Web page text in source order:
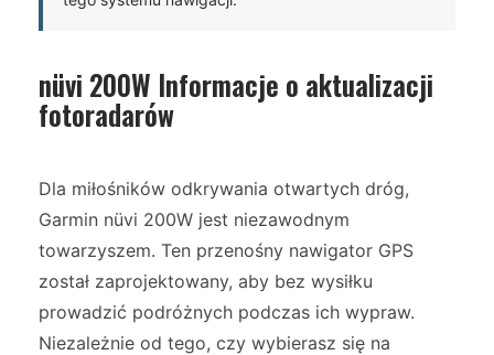
nüvi 200W Informacje o aktualizacji
fotoradarów
Dla miłośników odkrywania otwartych dróg,
Garmin nüvi 200W jest niezawodnym
towarzyszem. Ten przenośny nawigator GPS
został zaprojektowany, aby bez wysiłku
prowadzić podróżnych podczas ich wypraw.
Niezależnie od tego, czy wybierasz się na